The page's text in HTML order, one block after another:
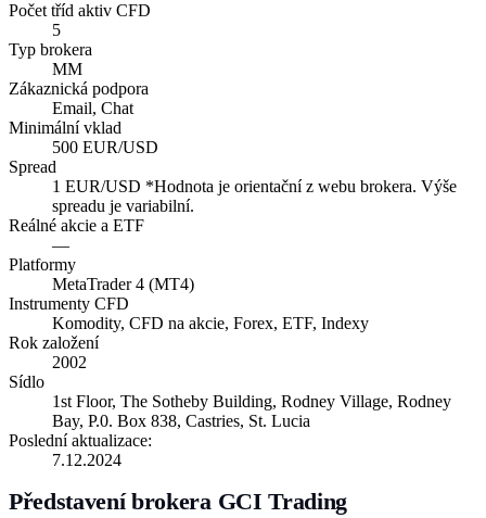
Počet tříd aktiv CFD
5
Typ brokera
MM
Zákaznická podpora
Email, Chat
Minimální vklad
500 EUR/USD
Spread
1 EUR/USD *Hodnota je orientační z webu brokera. Výše
spreadu je variabilní.
Reálné akcie a ETF
—
Platformy
MetaTrader 4 (MT4)
Instrumenty CFD
Komodity, CFD na akcie, Forex, ETF, Indexy
Rok založení
2002
Sídlo
1st Floor, The Sotheby Building, Rodney Village, Rodney
Bay, P.0. Box 838, Castries, St. Lucia
Poslední aktualizace:
7.12.2024
Představení brokera GCI Trading